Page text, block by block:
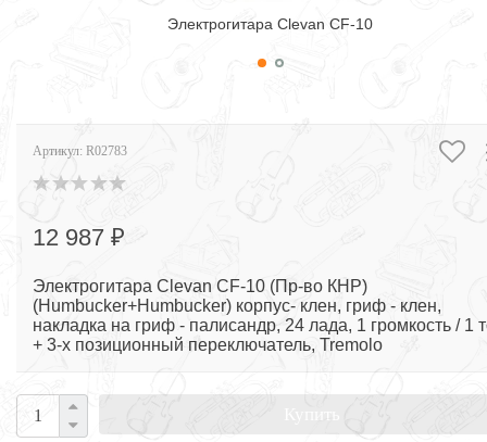
Электрогитара Clevan CF-10
Артикул: R02783
12 987 ₽
Электрогитара Clevan CF-10 (Пр-во КНР)
(Humbucker+Humbucker) корпус- клен, гриф - клен,
накладка на гриф - палисандр, 24 лада, 1 громкость / 1
+ 3-х позиционный переключатель, Tremolo